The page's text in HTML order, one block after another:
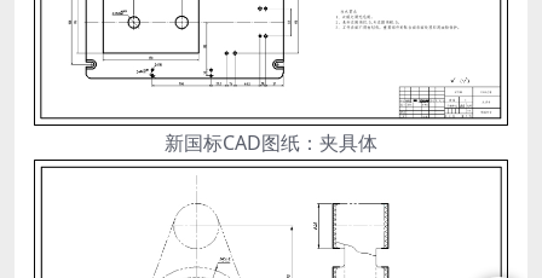
新国标CAD图纸：夹具体